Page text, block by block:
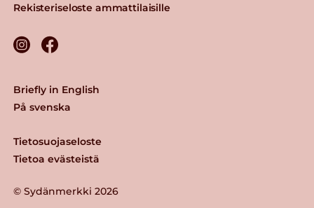
Rekisteriseloste ammattilaisille
© Sydänmerkki 2026
Tietosuojaseloste
Tietoa evästeistä
Briefly in English
På svenska